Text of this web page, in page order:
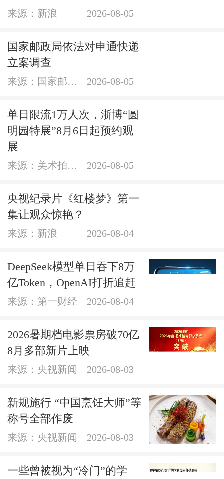
来源：新浪 2026-08-05
国家邮政局依法对申通快递
立案调查
来源：国家邮政局网站 2026-08-05
单日限流1万人次，浙博“圆
明园特展”8月6日起预约观
展
来源：美术拍卖网 2026-08-05
央视纪录片《红楼梦》第一
集让观众惊艳？
来源：新浪 2026-08-04
DeepSeek模型单日吞下8万
亿Token，OpenAI打折追赶
来源：第一财经 2026-08-04
2026暑期档电影票房破70亿
8月多部新片上映
来源：央视新闻 2026-08-03
新规施行 “中国烹饪大师”等
称号全部作废
来源：央视新闻 2026-08-03
一些曾被视为“冷门”的学